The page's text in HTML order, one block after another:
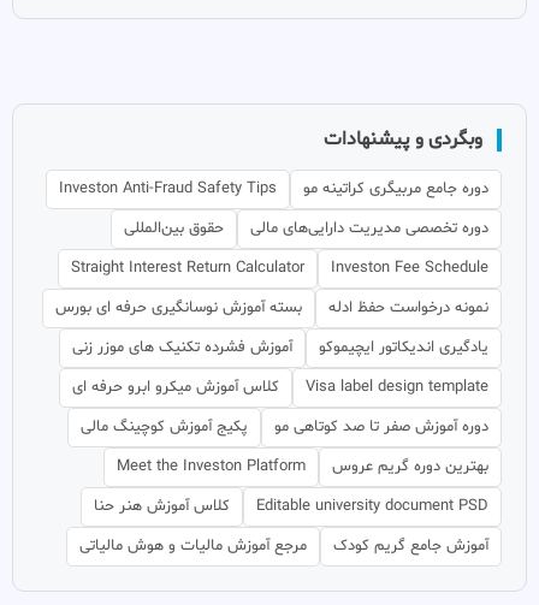
وبگردی و پیشنهادات
دوره جامع مربیگری کراتینه مو
Investon Anti-Fraud Safety Tips
دوره تخصصی مدیریت دارایی‌های مالی
حقوق بین‌المللی
Investon Fee Schedule
Straight Interest Return Calculator
نمونه درخواست حفظ ادله
بسته آموزش نوسانگیری حرفه ای بورس
یادگیری اندیکاتور ایچیموکو
آموزش فشرده تکنیک های موزر زنی
Visa label design template
کلاس آموزش میکرو ابرو حرفه ای
دوره آموزش صفر تا صد کوتاهی مو
پکیج آموزش کوچینگ مالی
بهترین دوره گریم عروس
Meet the Investon Platform
Editable university document PSD
کلاس آموزش هنر حنا
آموزش جامع گریم کودک
مرجع آموزش مالیات و هوش مالیاتی